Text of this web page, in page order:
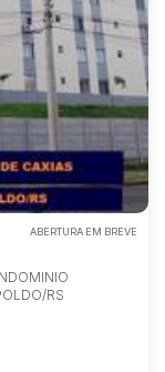
ABERTURA EM BREVE
RS